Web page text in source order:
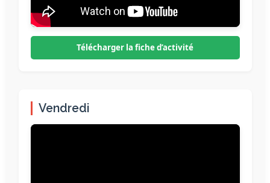
Télécharger la fiche d’activité
Vendredi